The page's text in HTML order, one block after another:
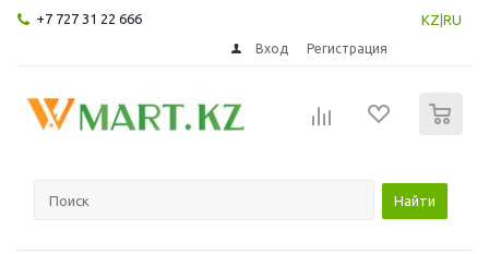
+7 727 31 22 666 KZ RU
Вход Регистрация
Найти